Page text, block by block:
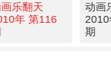
乐翻天
年 第116
动画
期